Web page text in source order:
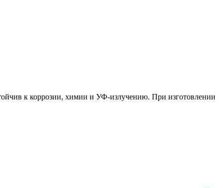
к коррозии, химии и УФ-излучению. При изготовлении